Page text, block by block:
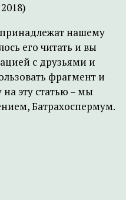
нашему
его читать и вы
с друзьями и
фрагмент и
эту статью – мы
Батрахоспермум.